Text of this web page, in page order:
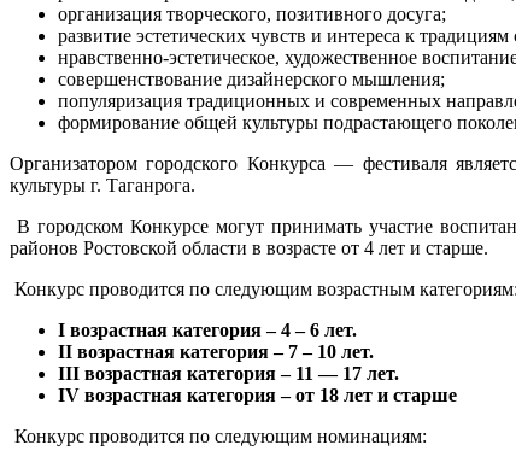
организация творческого, позитивного досуга;
развитие эстетических чувств и интереса к
нравственно-эстетическое, художественное
совершенствование дизайнерского мышления;
популяризация традиционных и современных
формирование общей культуры подрастающего
Организатором городского Конкурса — фестиваля
культуры г. Таганрога.
В городском Конкурсе могут принимать участие
районов Ростовской области в возрасте от 4 лет и старше.
Конкурс проводится по следующим возрастным категориям:
I возрастная категория – 4 – 6 лет.
II возрастная категория – 7 – 10 лет.
III возрастная категория – 11 — 17 лет.
IV возрастная категория – от 18 лет и старше
Конкурс проводится по следующим номинациям: